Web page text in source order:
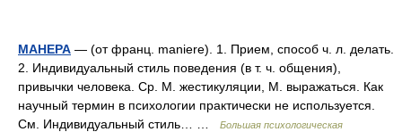
МАНЕРА — (от франц. maniere). 1. Прием, способ ч. л. делать.
2. Индивидуальный стиль поведения (в т. ч. общения),
привычки человека. Ср. М. жестикуляции, М. выражаться. Как
научный термин в психологии практически не используется.
См. Индивидуальный стиль… …
Большая психологическая